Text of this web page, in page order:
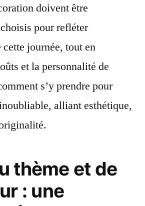
doivent être
pour refléter
journée, tout en
et la personnalité de
s’y prendre pour
alliant esthétique,
thème et de
: une